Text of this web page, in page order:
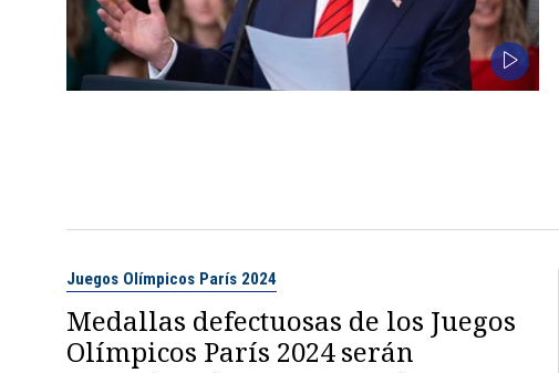
Juegos Olímpicos París 2024
Medallas defectuosas de los Juegos
Olímpicos París 2024 serán